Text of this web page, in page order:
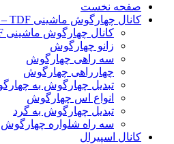
صفحه نخست
کانال چهارگوش ماشینی TDC – TDF
کانال چهارگوش ماشینی TDC , TDF
زانو چهارگوش
سه راهی چهارگوش
چهارراهی چهارگوش
تبدیل چهارگوش به
انواع اس چهارگوش
تبدیل چهارگوش به گرد
سه راه شلواره چهارگوش
کانال اسپیرال